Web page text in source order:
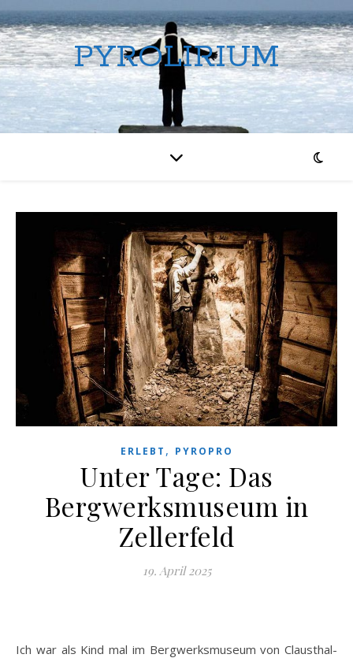
PYROLIRIUM
ERLEBT , PYROPRO
Unter Tage: Das
Bergwerksmuseum in
Zellerfeld
19. April 2025
Ich war als Kind mal im Bergwerksmuseum von Clausthal-